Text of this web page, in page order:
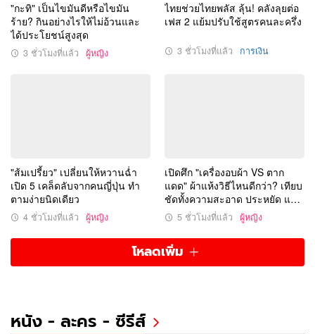
"กะทิ" เป็นไขมันดีหรือไขมัน
ร้าย? กินอย่างไรให้ไม่อ้วนและ
ได้ประโยชน์สูงสุด
3 ชั่วโมงที่แล้ว ผู้หญิง
ไทยช่วยไทยพลัส ลุ้น! คลังลุยต่อ
เฟส 2 แย้มปรับใช้สูตรคนละครึ่ง
3 ชั่วโมงที่แล้ว การเงิน
"ส้มเปรี้ยว" เปลี่ยนให้หวานฉ่ำ
เปิด 5 เคล็ดลับจากคนญี่ปุ่น ทำ
ตามง่ายนิดเดียว
4 ชั่วโมงที่แล้ว ผู้หญิง
เปิดศึก "เครื่องอบผ้า VS ตาก
แดด" ผ้าแห้งวิธีไหนดีกว่า? เทียบ
ชัดทั้งความสะอาด ประหยัด และ
ถนอมผ้า
5 ชั่วโมงที่แล้ว ผู้หญิง
โหลดเพิ่ม
หนัง - ละคร - ซีรีส์